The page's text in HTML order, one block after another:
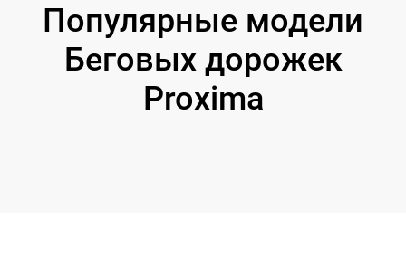
Популярные модели
Беговых дорожек
Proxima